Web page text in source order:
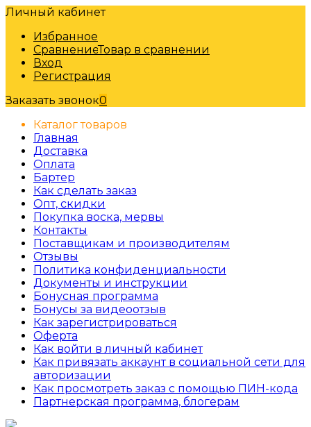
Личный кабинет
Избранное
СравнениеТовар в сравнении
Вход
Регистрация
Заказать звонок0
Каталог товаров
Главная
Доставка
Оплата
Бартер
Как сделать заказ
Опт, скидки
Покупка воска, мервы
Контакты
Поставщикам и производителям
Отзывы
Политика конфиденциальности
Документы и инструкции
Бонусная программа
Бонусы за видеоотзыв
Как зарегистрироваться
Оферта
Как войти в личный кабинет
Как привязать аккаунт в социальной сети для
авторизации
Как просмотреть заказ с помощью ПИН-кода
Партнерская программа, блогерам